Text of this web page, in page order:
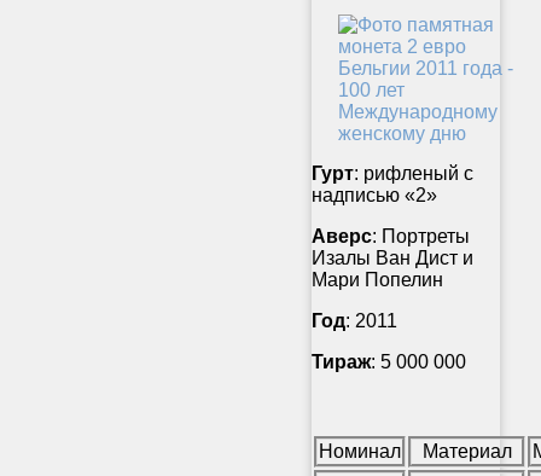
Гурт: рифленый с
надписью «2»
Аверс: Портреты
Изалы Ван Дист и
Мари Попелин
Год: 2011
Тираж: 5 000 000
Номинал Материал